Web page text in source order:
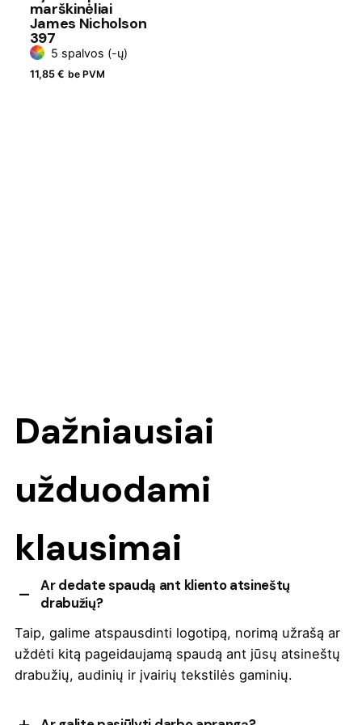
marškinėliai
James Nicholson
397
5 spalvos (-ų)
11,85 € be PVM
Dažniausiai
užduodami
klausimai
Ar dedate spaudą ant kliento atsineštų
drabužių?
Taip, galime atspausdinti logotipą, norimą užrašą ar
uždėti kitą pageidaujamą spaudą ant jūsų atsineštų
drabužių, audinių ir įvairių tekstilės gaminių.